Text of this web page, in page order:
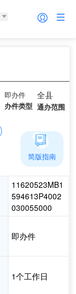
即办件
办件类型
全县
通办范围
11620523MB1
594613P4002
030055000
即办件
1个工作日
简版指南